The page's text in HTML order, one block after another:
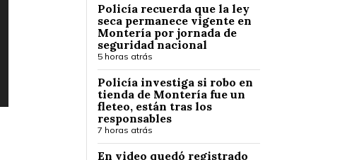
Policía recuerda que la ley
seca permanece vigente en
Montería por jornada de
seguridad nacional
5 horas atrás
Policía investiga si robo en
tienda de Montería fue un
fleteo, están tras los
responsables
7 horas atrás
En video quedó registrado